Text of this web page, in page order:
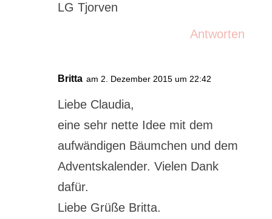
LG Tjorven
Antworten
Britta am 2. Dezember 2015 um 22:42
Liebe Claudia,
eine sehr nette Idee mit dem
aufwändigen Bäumchen und dem
Adventskalender. Vielen Dank
dafür.
Liebe Grüße Britta.